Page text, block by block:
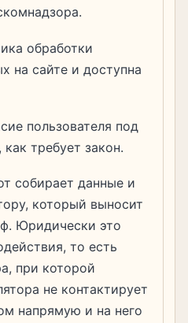
обработки
на сайте и доступна
пользователя под
требует закон.
собирает данные и
который выносит
Юридически это
то есть
при которой
не контактирует
напрямую и на него